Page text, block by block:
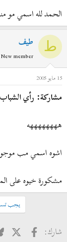
الحمد لله اسمي
ط طيف
New member
15 مايو 2005
مشاركة: رأي
ههههههههه
اشوه اسمي مب
مشكورة خيوه على
يجب
شارك: فيسبوك
X